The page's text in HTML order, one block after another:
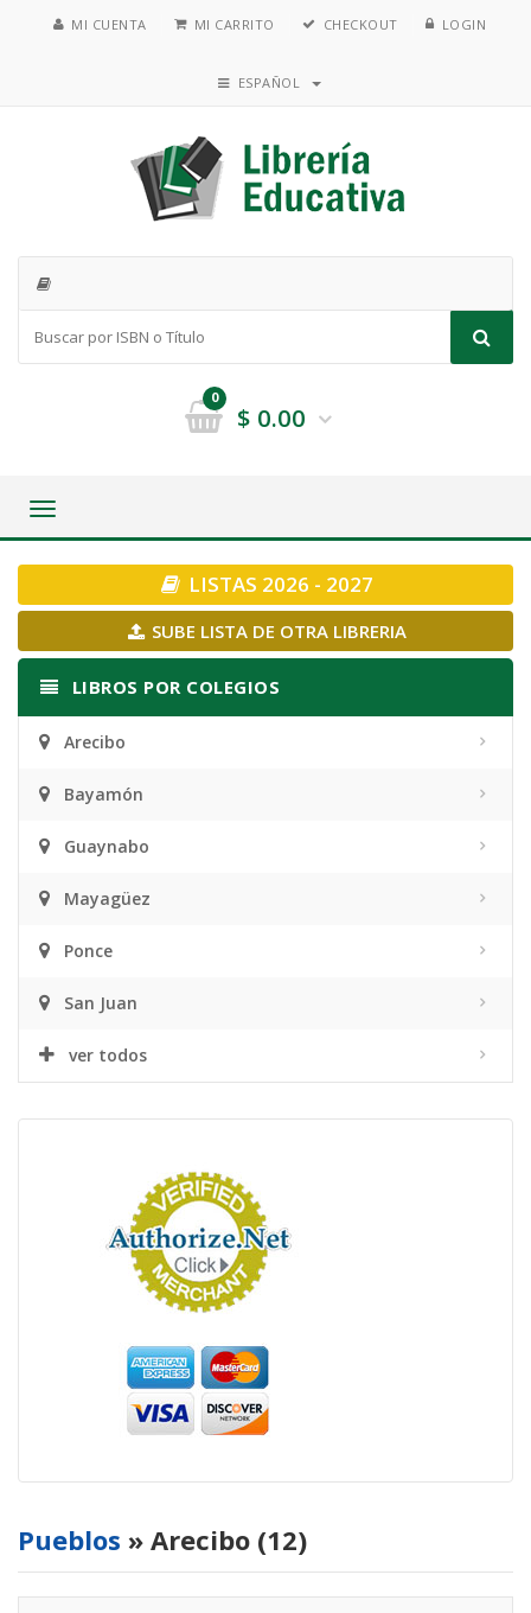
MI CUENTA MI CARRITO CHECKOUT LOGIN
ESPAÑOL
0
$ 0.00
Toggle
LISTAS 2026 - 2027
SUBE LISTA DE OTRA LIBRERIA
LIBROS POR COLEGIOS
Arecibo
Bayamón
Guaynabo
Mayagüez
Ponce
San Juan
ver todos
Pueblos » Arecibo (12)